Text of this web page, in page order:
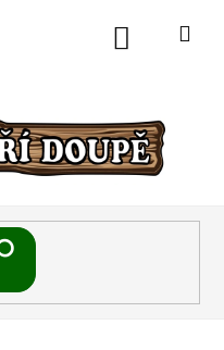
Hledat
Nákupní